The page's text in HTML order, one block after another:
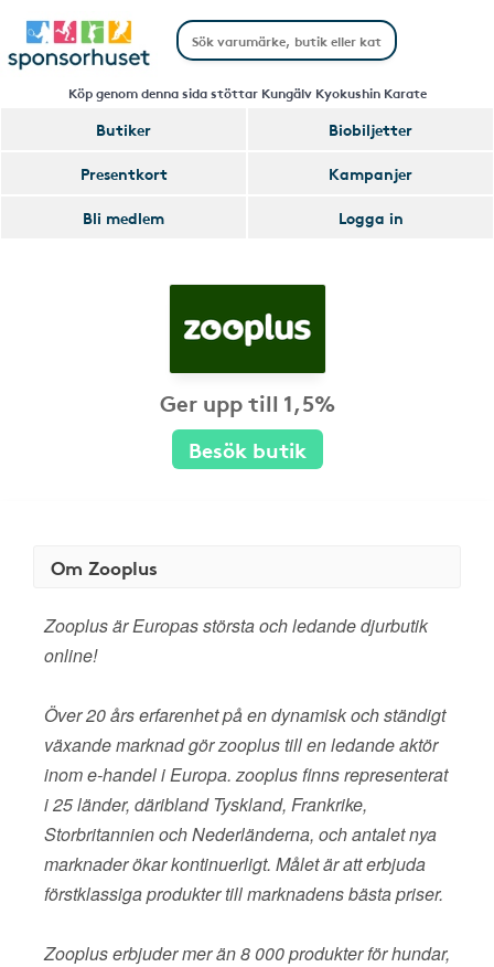
Köp genom denna sida stöttar Kungälv Kyokushin Karate
Butiker
Biobiljetter
Presentkort
Kampanjer
Bli medlem
Logga in
Ger upp till 1,5%
Besök butik
Om Zooplus
Zooplus är Europas största och ledande djurbutik
online!
Över 20 års erfarenhet på en dynamisk och ständigt
växande marknad gör zooplus till en ledande aktör
inom e-handel i Europa. zooplus finns representerat
i 25 länder, däribland Tyskland, Frankrike,
Storbritannien och Nederländerna, och antalet nya
marknader ökar kontinuerligt. Målet är att erbjuda
förstklassiga produkter till marknadens bästa priser.
Zooplus erbjuder mer än 8 000 produkter för hundar,